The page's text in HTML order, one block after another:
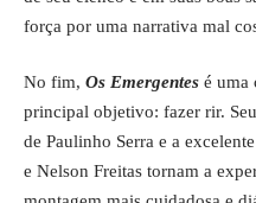
força por uma narrativa mal
No fim, Os Emergentes é uma
principal objetivo: fazer rir.
de Paulinho Serra e a
e Nelson Freitas tornam a